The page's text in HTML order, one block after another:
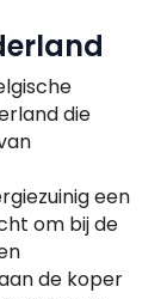
die
een
om bij de
de koper